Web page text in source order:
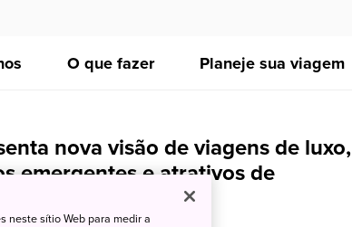
O que fazer Planeje sua viagem
nova visão de viagens de luxo,
emergentes e atrativos de
neste sítio Web para medir a